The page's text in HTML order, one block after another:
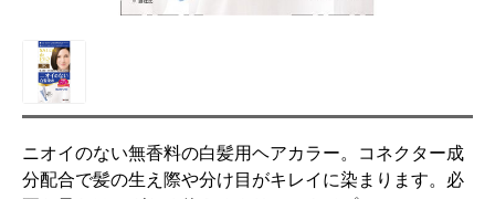
ニオイのない無香料の白髪用ヘアカラー。コネクター成
分配合で髪の生え際や分け目がキレイに染まります。必